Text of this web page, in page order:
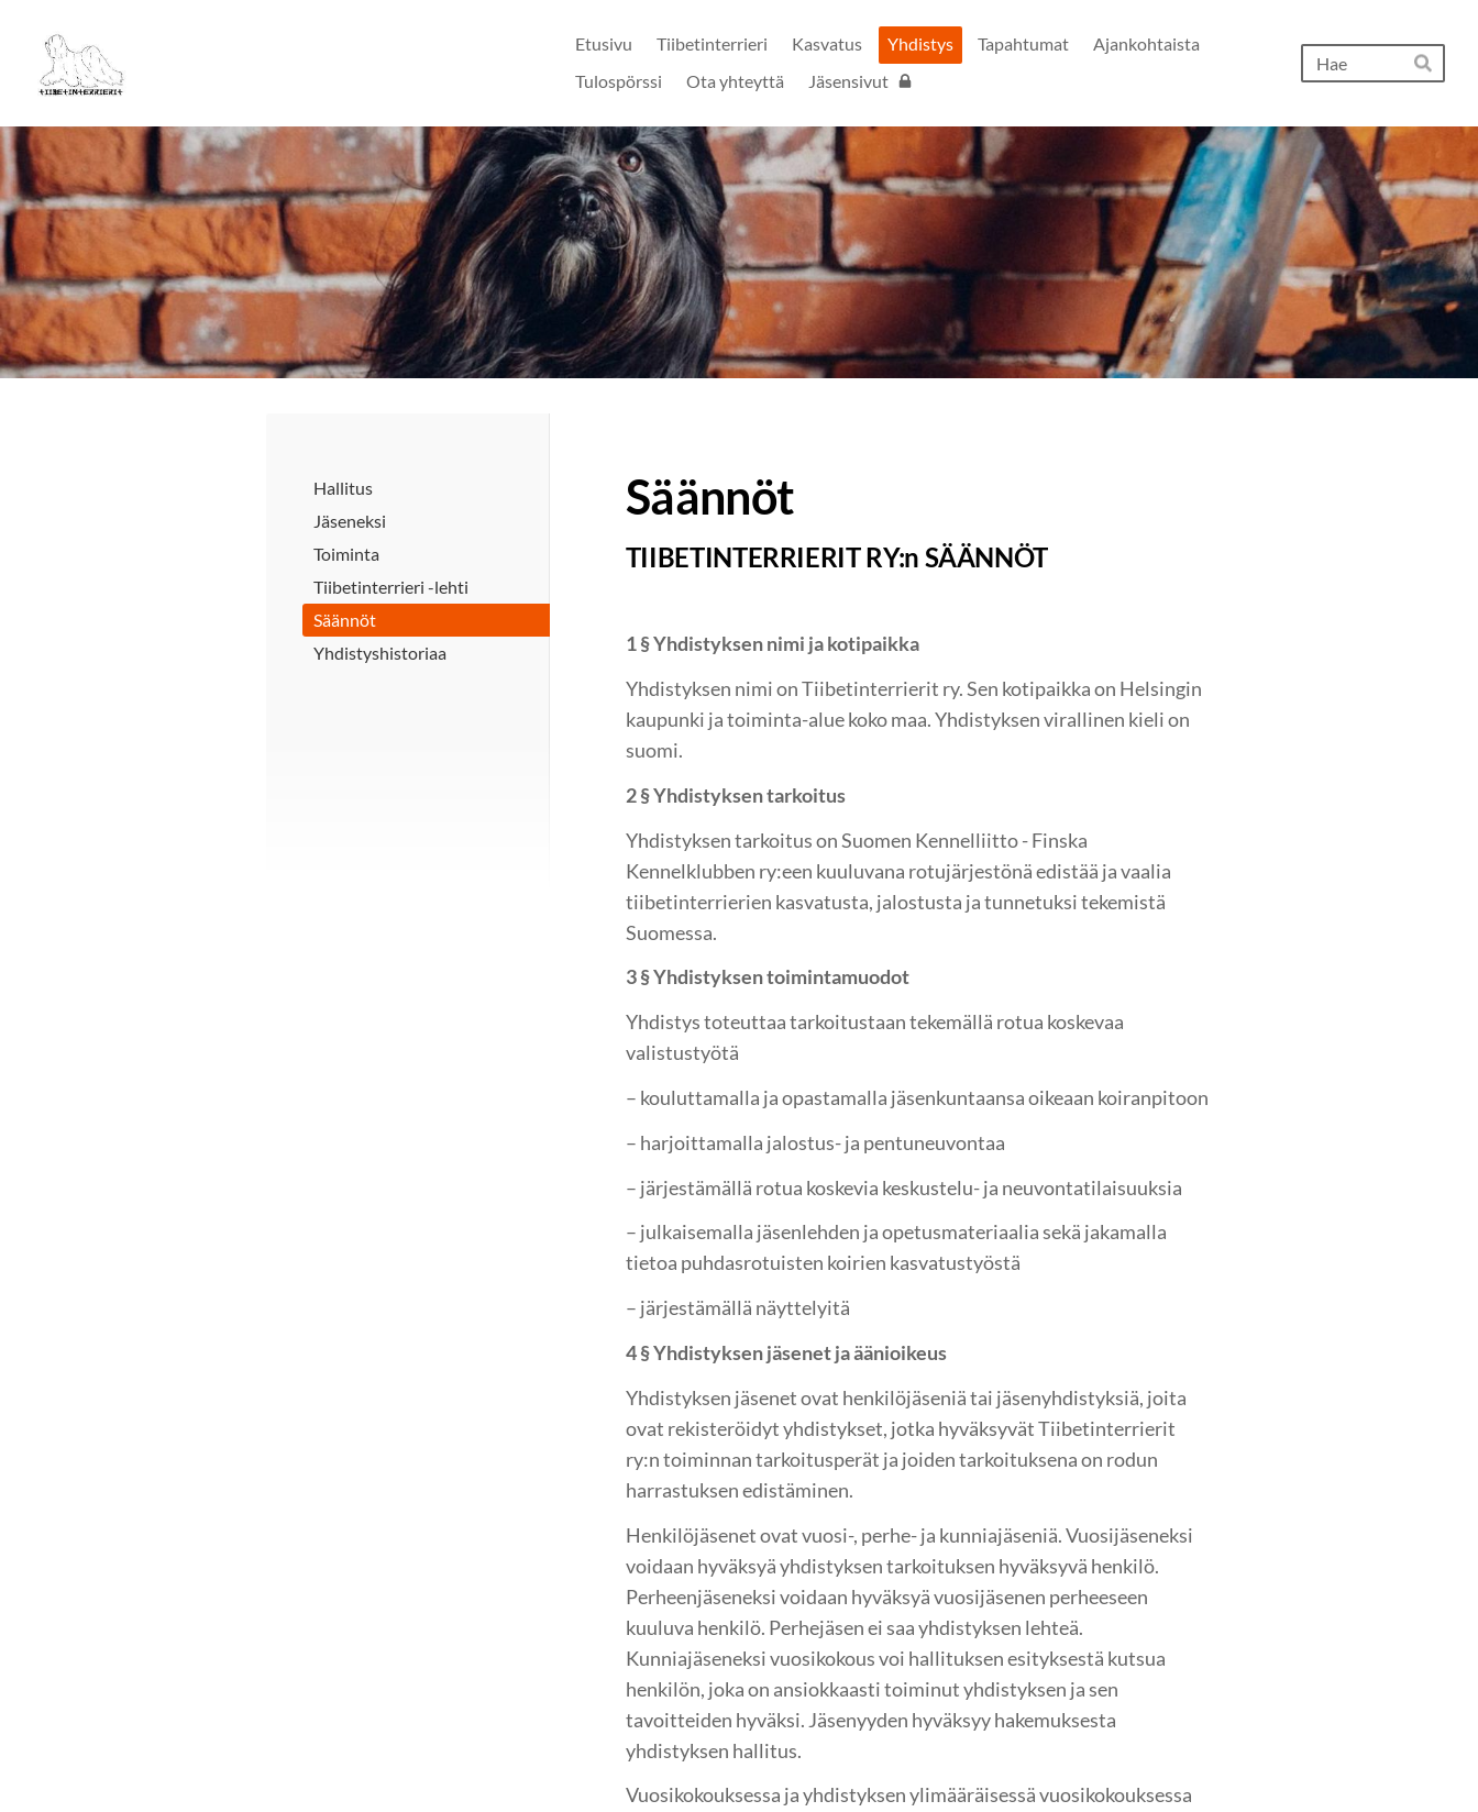
sivun
sisältöön
Tiibetinterrierit ry
Etusivu Tiibetinterrieri Kasvatus Yhdistys Tapahtumat
Ajankohtaista
Tulospörssi
Ota yhteyttä Jäsensivut Hae
Hallitus
Jäseneksi
Toiminta
Tiibetinterrieri -lehti
Säännöt
Yhdistyshistoriaa
Säännöt
TIIBETINTERRIERIT RY:n SÄÄNNÖT
1 §Yhdistyksen nimi ja kotipaikka
Yhdistyksen nimi on Tiibetinterrierit ry. Sen kotipaikka on Helsingin
kaupunki ja toiminta-alue koko maa. Yhdistyksen virallinen kieli on
suomi.
2 §Yhdistyksen tarkoitus
Yhdistyksen tarkoitus on Suomen Kennelliitto - Finska
Kennelklubben ry:een kuuluvana rotujärjestönä edistää ja vaalia
tiibetinterrierien kasvatusta, jalostusta ja tunnetuksi tekemistä
Suomessa.
3 §Yhdistyksen toimintamuodot
Yhdistys toteuttaa tarkoitustaan tekemällä rotua koskevaa
valistustyötä
– kouluttamalla ja opastamalla jäsenkuntaansa oikeaan koiranpitoon
– harjoittamalla jalostus- ja pentuneuvontaa
– järjestämällä rotua koskevia keskustelu- ja neuvontatilaisuuksia
– julkaisemalla jäsenlehden ja opetusmateriaalia sekä jakamalla
tietoa puhdasrotuisten koirien kasvatustyöstä
– järjestämällä näyttelyitä
4 § Yhdistyksen jäsenet ja äänioikeus
Yhdistyksen jäsenet ovat henkilöjäseniä tai jäsenyhdistyksiä, joita
ovat rekisteröidyt yhdistykset, jotka hyväksyvät Tiibetinterrierit
ry:n toiminnan tarkoitusperät ja joiden tarkoituksena on rodun
harrastuksen edistäminen.
Henkilöjäsenet ovat vuosi-, perhe- ja kunniajäseniä. Vuosijäseneksi
voidaan hyväksyä yhdistyksen tarkoituksen hyväksyvä henkilö.
Perheenjäseneksi voidaan hyväksyä vuosijäsenen perheeseen
kuuluva henkilö. Perhejäsen ei saa yhdistyksen lehteä.
Kunniajäseneksi vuosikokous voi hallituksen esityksestä kutsua
henkilön, joka on ansiokkaasti toiminut yhdistyksen ja sen
tavoitteiden hyväksi. Jäsenyyden hyväksyy hakemuksesta
yhdistyksen hallitus.
Vuosikokouksessa ja yhdistyksen ylimääräisessä vuosikokouksessa